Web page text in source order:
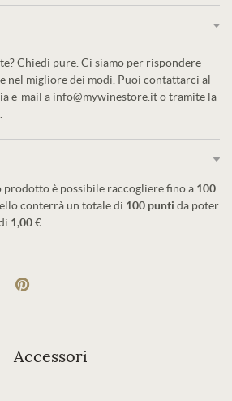
Chiedi pure. Ci siamo per rispondere
nel migliore dei modi. Puoi contattarci al
e-mail a info@mywinestore.it o tramite la
è possibile raccogliere fino a 100
conterrà un totale di 100 punti da poter
1,00 €
Accessori